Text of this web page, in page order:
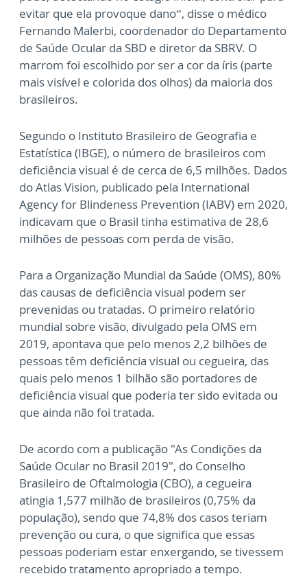
evitar que ela provoque dano”, disse o médico
Fernando Malerbi, coordenador do Departamento
de Saúde Ocular da SBD e diretor da SBRV. O
marrom foi escolhido por ser a cor da íris (parte
mais visível e colorida dos olhos) da maioria dos
brasileiros.
Segundo o Instituto Brasileiro de Geografia e
Estatística (IBGE), o número de brasileiros com
deficiência visual é de cerca de 6,5 milhões. Dados
do Atlas Vision, publicado pela International
Agency for Blindeness Prevention (IABV) em 2020,
indicavam que o Brasil tinha estimativa de 28,6
milhões de pessoas com perda de visão.
Para a Organização Mundial da Saúde (OMS), 80%
das causas de deficiência visual podem ser
prevenidas ou tratadas. O primeiro relatório
mundial sobre visão, divulgado pela OMS em
2019, apontava que pelo menos 2,2 bilhões de
pessoas têm deficiência visual ou cegueira, das
quais pelo menos 1 bilhão são portadores de
deficiência visual que poderia ter sido evitada ou
que ainda não foi tratada.
De acordo com a publicação "As Condições da
Saúde Ocular no Brasil 2019", do Conselho
Brasileiro de Oftalmologia (CBO), a cegueira
atingia 1,577 milhão de brasileiros (0,75% da
população), sendo que 74,8% dos casos teriam
prevenção ou cura, o que significa que essas
pessoas poderiam estar enxergando, se tivessem
recebido tratamento apropriado a tempo.